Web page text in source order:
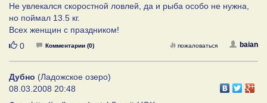
Не увлекался скоростной ловлей, да и рыба особо не нужна,
но поймал 13.5 кг.
Всех женщин с праздником!
Нравится
0 Комментарии (0) baian
пожаловаться
Дубно (Ладожское озеро)
08.03.2008 20:48